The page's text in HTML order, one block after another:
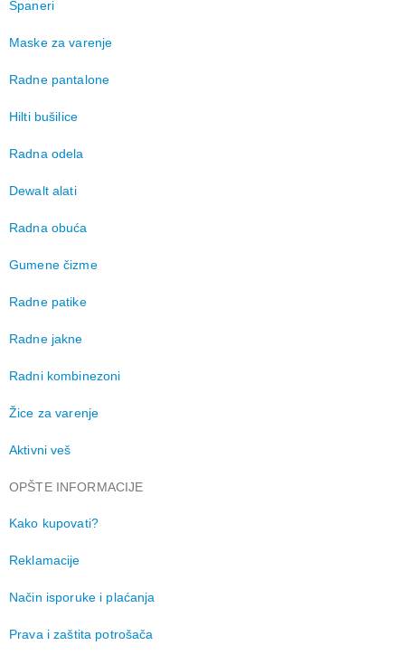
Španeri
Maske za varenje
Radne pantalone
Hilti bušilice
Radna odela
Dewalt alati
Radna obuća
Gumene čizme
Radne patike
Radne jakne
Radni kombinezoni
Žice za varenje
Aktivni veš
OPŠTE INFORMACIJE
Kako kupovati?
Reklamacije
Način isporuke i plaćanja
Prava i zaštita potrošača